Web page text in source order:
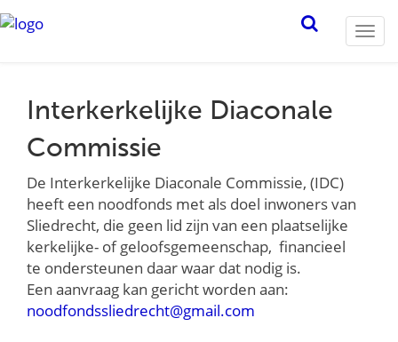
Interkerkelijke Diaconale
Commissie
De Interkerkelijke Diaconale Commissie, (IDC)
heeft een noodfonds met als doel inwoners van
Sliedrecht, die geen lid zijn van een plaatselijke
kerkelijke- of geloofsgemeenschap, financieel
te ondersteunen daar waar dat nodig is.
Een aanvraag kan gericht worden aan:
noodfondssliedrecht@gmail.com